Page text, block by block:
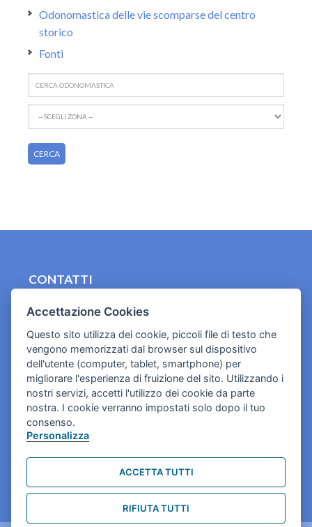
Odonomastica delle vie scomparse del centro
storico
Fonti
CONTATTI
Cookies e informativa privacy
Accettazione Cookies
Questo sito utilizza dei cookie, piccoli file di testo che
vengono memorizzati dal browser sul dispositivo
dell'utente (computer, tablet, smartphone) per
migliorare l'esperienza di fruizione del sito. Utilizzando i
nostri servizi, accetti l'utilizzo dei cookie da parte
nostra. I cookie verranno impostati solo dopo il tuo
consenso.
Personalizza
ACCETTA TUTTI
RIFIUTA TUTTI